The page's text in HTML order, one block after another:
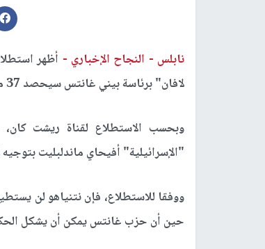
نابلس - النجاح الإخباري - أظهر
لافان" برئاسة بيني غانتس سيحصد 37 مقعدا، مقابل 29 ل
وبحسب الاستطلاع لقناة ريشت
"الإسرائيلية" أفيحاي ماندلبليت
حين أن حزب غانتس يمكن أن يشكل الحكومة بـ 61 مقعداً في حال قررت الكتل العربية